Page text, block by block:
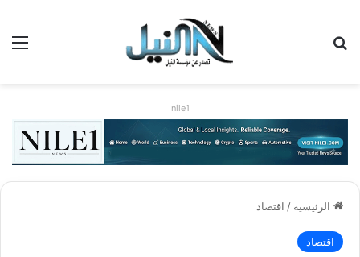
nile1
الرئيسية / اقتصاد
اقتصاد